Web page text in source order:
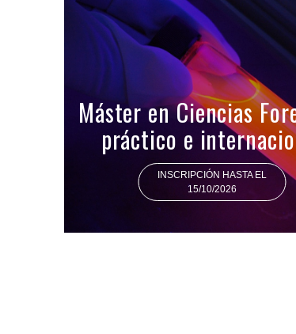
Máster en Ciencias
práctico e
INSCRIPCIÓN HASTA EL
15/10/2026